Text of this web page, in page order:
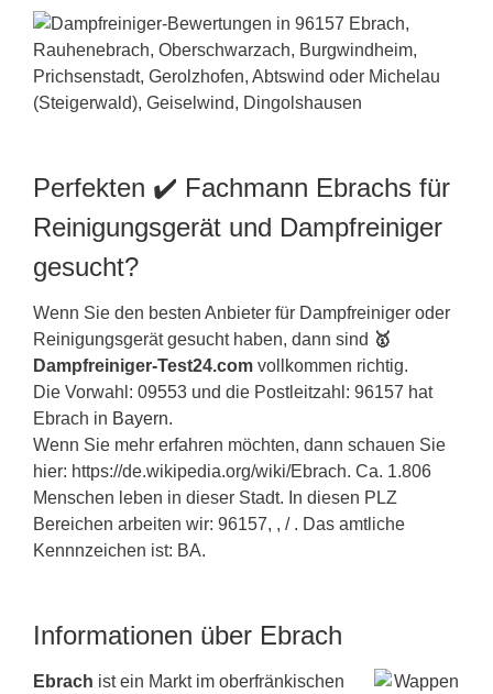
Perfekten ✔️ Fachmann Ebrachs für
Reinigungsgerät und Dampfreiniger
gesucht?
Wenn Sie den besten Anbieter für Dampfreiniger oder
Reinigungsgerät gesucht haben, dann sind 🥇
Dampfreiniger-Test24.com vollkommen richtig.
Die Vorwahl: 09553 und die Postleitzahl: 96157 hat
Ebrach in Bayern.
Wenn Sie mehr erfahren möchten, dann schauen Sie
hier: https://de.wikipedia.org/wiki/Ebrach. Ca. 1.806
Menschen leben in dieser Stadt. In diesen PLZ
Bereichen arbeiten wir: 96157, , / . Das amtliche
Kennnzeichen ist: BA.
Informationen über Ebrach
Ebrach ist ein Markt im oberfränkischen